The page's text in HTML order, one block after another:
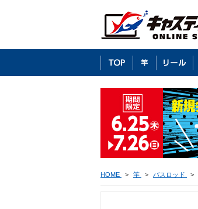
HOME > 竿 > バスロッド >